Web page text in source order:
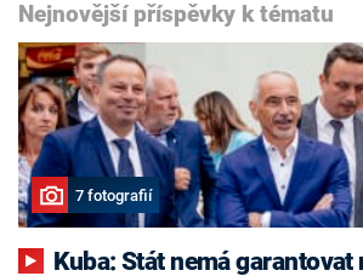
Nejnovější příspěvky k tématu
7 fotografií